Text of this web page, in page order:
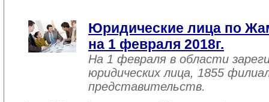
Юридические лица по
на 1 февраля 2018г.
На 1 февраля в области
юридических лица, 1855
представительств.